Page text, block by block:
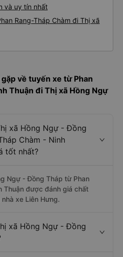
và uy tín nhất
Rang-Tháp Chàm đi Thị xã
về tuyến xe từ Phan
Thuận đi Thị xã Hồng Ngự
xã Hồng Ngự - Đồng
Chàm - Ninh
tốt nhất?
Ngự - Đồng Tháp từ Phan
Thuận được đánh giá chất
xe Liên Hưng.
xã Hồng Ngự - Đồng